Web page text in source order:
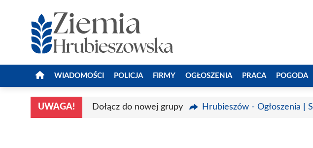
WIADOMOŚCI POLICJA FIRMY OGŁOSZENIA PRACA POGODA
UWAGA! Dołącz do nowej grupy Hrubieszów - Ogłoszenia |